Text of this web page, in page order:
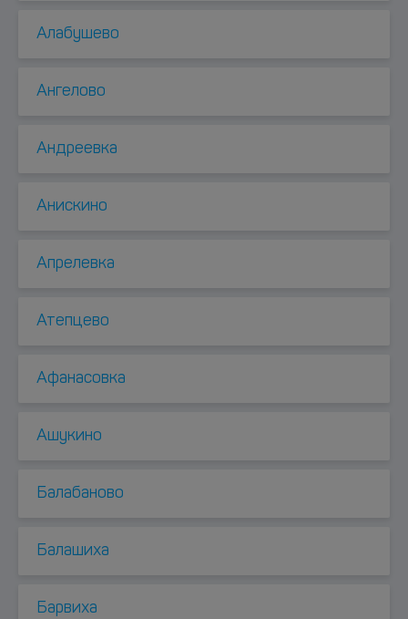
Алабушево
Ангелово
Андреевка
Анискино
Апрелевка
Атепцево
Афанасовка
Ашукино
Балабаново
Балашиха
Барвиха